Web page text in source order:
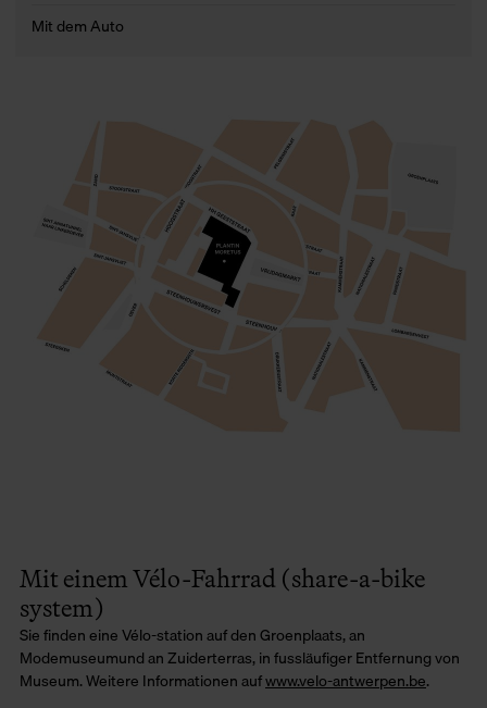
Mit einem Vélo-Fahrrad (share-a-bike
system)
Sie finden eine Vélo-station auf den Groenplaats, an
Modemuseumund an Zuiderterras, in fussläufiger Entfernung von
Museum. Weitere Informationen aufwww.velo-antwerpen.be.
Mit dem Auto